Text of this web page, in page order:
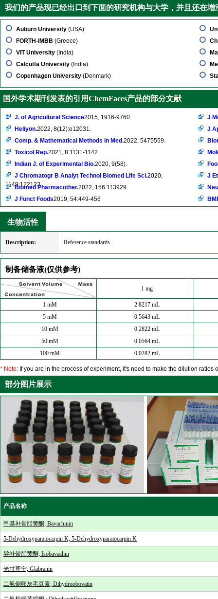
我们的产品现已经出口到下面的研究机构与大学，并且还在增
Auburn University (USA)
FORTH-IMBB (Greece)
VIT University (India)
Calcutta University (India)
Copenhagen University (Denmark)
国外学术期刊发表的引用ChemFaces产品的部分文献
J. of Agricultural Science2015, 1916-9760
Heliyon.2022, 8(12):e12031.
Comp. & Mathematical Methods in Med.2022, 5475559.
Toxicol Rep.2021, 8:1131-1142.
Indian J. of Experimental Bio.2020, 9(58).
J Chromatogr B Analyt Technol Biomed Life Sci.2020,
1149:122123.
Biomed Pharmacother.2022, 156:113929.
J Funct Foods2019, 54:449-456
J
J
J
生物活性
Description: Reference standards.
制备储备液(仅供参考)
1 mg
1 mM
2.8217 mL
5 mM
0.5643 mL
10 mM
0.2822 mL
50 mM
0.0564 mL
100 mM
0.0282 mL
* Note: If you are in the process of experiment, it's need to make the dilution
部分图片展示
产品名称
甲基补骨脂黄酮; Bavachinin
5-Dehydroxyparatocarpin K; 5-Dehydroxyparatocarpin K
异补骨脂黄酮; Isobavachin
光甘草宁; Glabranin
二氢倒卵灰毛豆素; Dihydroobovatin